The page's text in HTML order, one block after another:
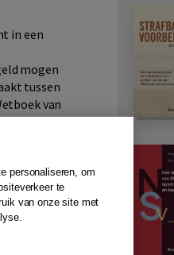
in een
mogen
tussen
van
op de
basis
zijn
personaliseren, om
te
van onze site met